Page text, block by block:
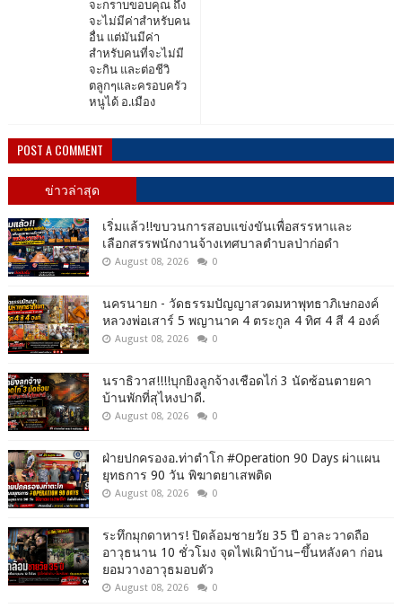
จะกราบขอบคุณ ถึง
จะไม่มีค่าสำหรับคน
อื่น แต่มันมีค่า
สำหรับคนที่จะไม่มี
จะกิน และต่อชีวิ
ตลูกๆและครอบครัว
หนูได้ อ.เมือง
POST A COMMENT
ข่าวล่าสุด
เริ่มแล้ว!!ขบวนการสอบแข่งขันเพื่อสรรหาและ
เลือกสรรพนักงานจ้างเทศบาลตำบลป่าก่อดำ
August 08, 2026 0
นครนายก - วัดธรรมปัญญาสวดมหาพุทธาภิเษกองค์
หลวงพ่อเสาร์ 5 พญานาค 4 ตระกูล 4 ทิศ 4 สี 4 องค์
August 08, 2026 0
นราธิวาส!!!!บุกยิงลูกจ้างเชือดไก่ 3 นัดซ้อนตายคา
บ้านพักที่สุไหงปาดี.
August 08, 2026 0
ฝ่ายปกครองอ.ท่าตำโก #Operation 90 Days ผ่าแผน
ยุทธการ 90 วัน พิฆาตยาเสพติด
August 08, 2026 0
ระทึกมุกดาหาร! ปิดล้อมชายวัย 35 ปี อาละวาดถือ
อาวุธนาน 10 ชั่วโมง จุดไฟเผิาบ้าน–ขึ้นหลังคา ก่อน
ยอมวางอาวุธมอบตัว
August 08, 2026 0